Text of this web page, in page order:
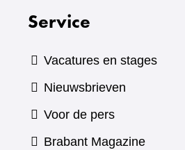
Service
Vacatures en stages
Nieuwsbrieven
Voor de pers
Brabant Magazine(verwijst